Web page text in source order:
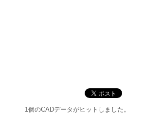
1個のCADデータがヒットしました。